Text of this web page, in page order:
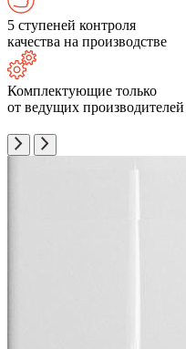
5 ступеней контроля
качества на производстве
Комплектующие только
от ведущих производителей